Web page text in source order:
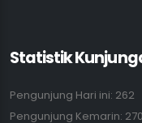
Statistik
Pengunjung Hari ini: 262
Pengunjung Kemarin: 270